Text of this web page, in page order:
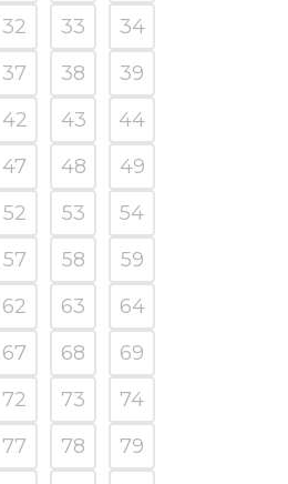
32 33
34
37 38
39
42 43
44
47 48
49
52 53
54
57 58
59
62 63
64
67 68
69
72 73
74
77 78
79